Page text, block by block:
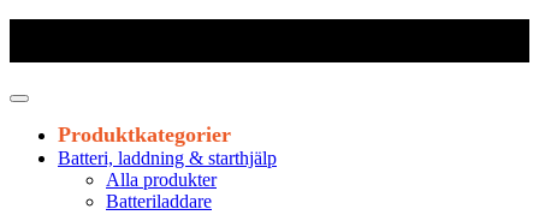
Produktkategorier
Batteri, laddning & starthjälp
Alla produkter
Batteriladdare